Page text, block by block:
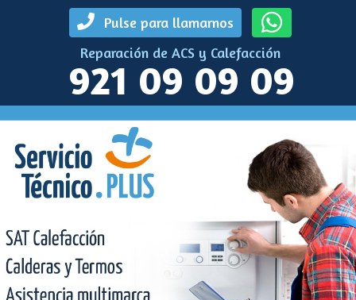
Pulse para llamarnos
Reparación de ACS y Calefacción
921 09 09 09